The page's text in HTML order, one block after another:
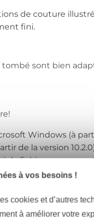
de couture
fini.
sont bien
Windows (à
de la version
le fichier, par
vous recevrez un
à vos besoins !
cookies et d’autres
à améliorer votre